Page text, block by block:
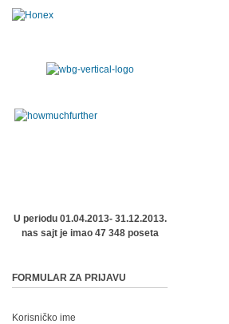
U periodu 01.04.2013- 31.12.2013.
nas sajt je imao 47 348 poseta
FORMULAR ZA PRIJAVU
Korisničko ime